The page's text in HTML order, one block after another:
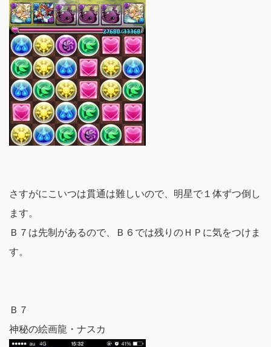
さすがにこいつは貫通は難しいので、明星で１体ずつ倒し
ます。
Ｂ７は先制があるので、Ｂ６では残りのＨＰに気をつけま
す。
Ｂ７
神秘の絵画龍・ナスカ